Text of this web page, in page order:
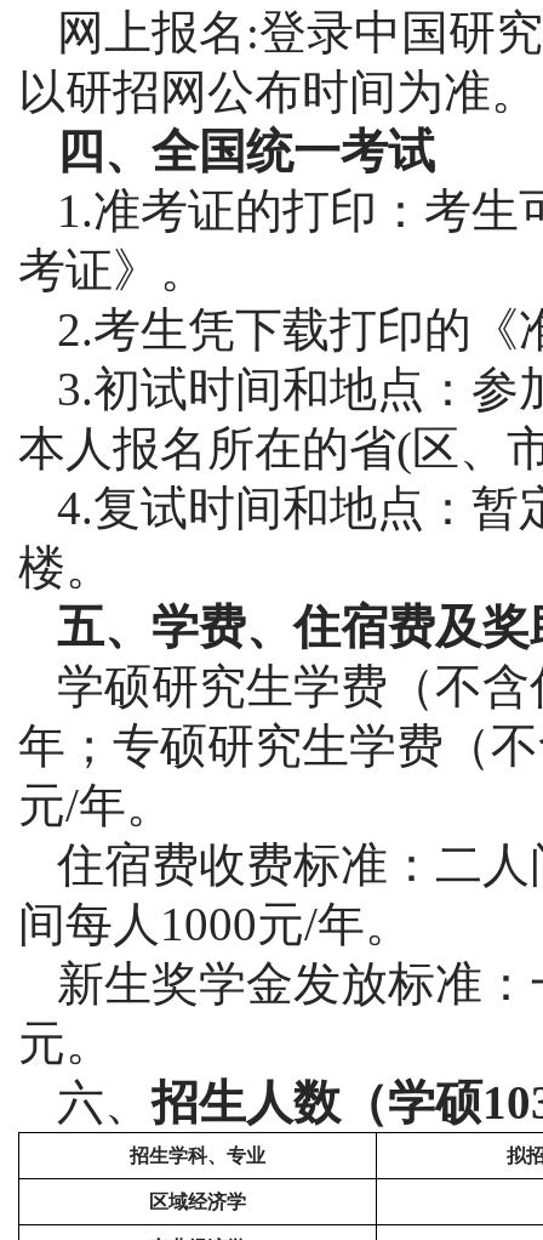
网上报名 :登录中国研
以研招网公布时间为准。
四、全国统一考试
1.准考证的打印：考
考证》。
2.考生凭下载打印的《
3.初试时间和地点：参
本人报名所在的省(区、
4.复试时间和地点：暂
楼。
五、学费、住宿费及奖
学硕研究生学费（不
年；专硕研究生学费（
元/年。
住宿费收费标准：二人
间每人1000元/年。
新生奖学金发放标准：
元。
六、招生人数（学硕
招生学科、专业 拟
区域经济学